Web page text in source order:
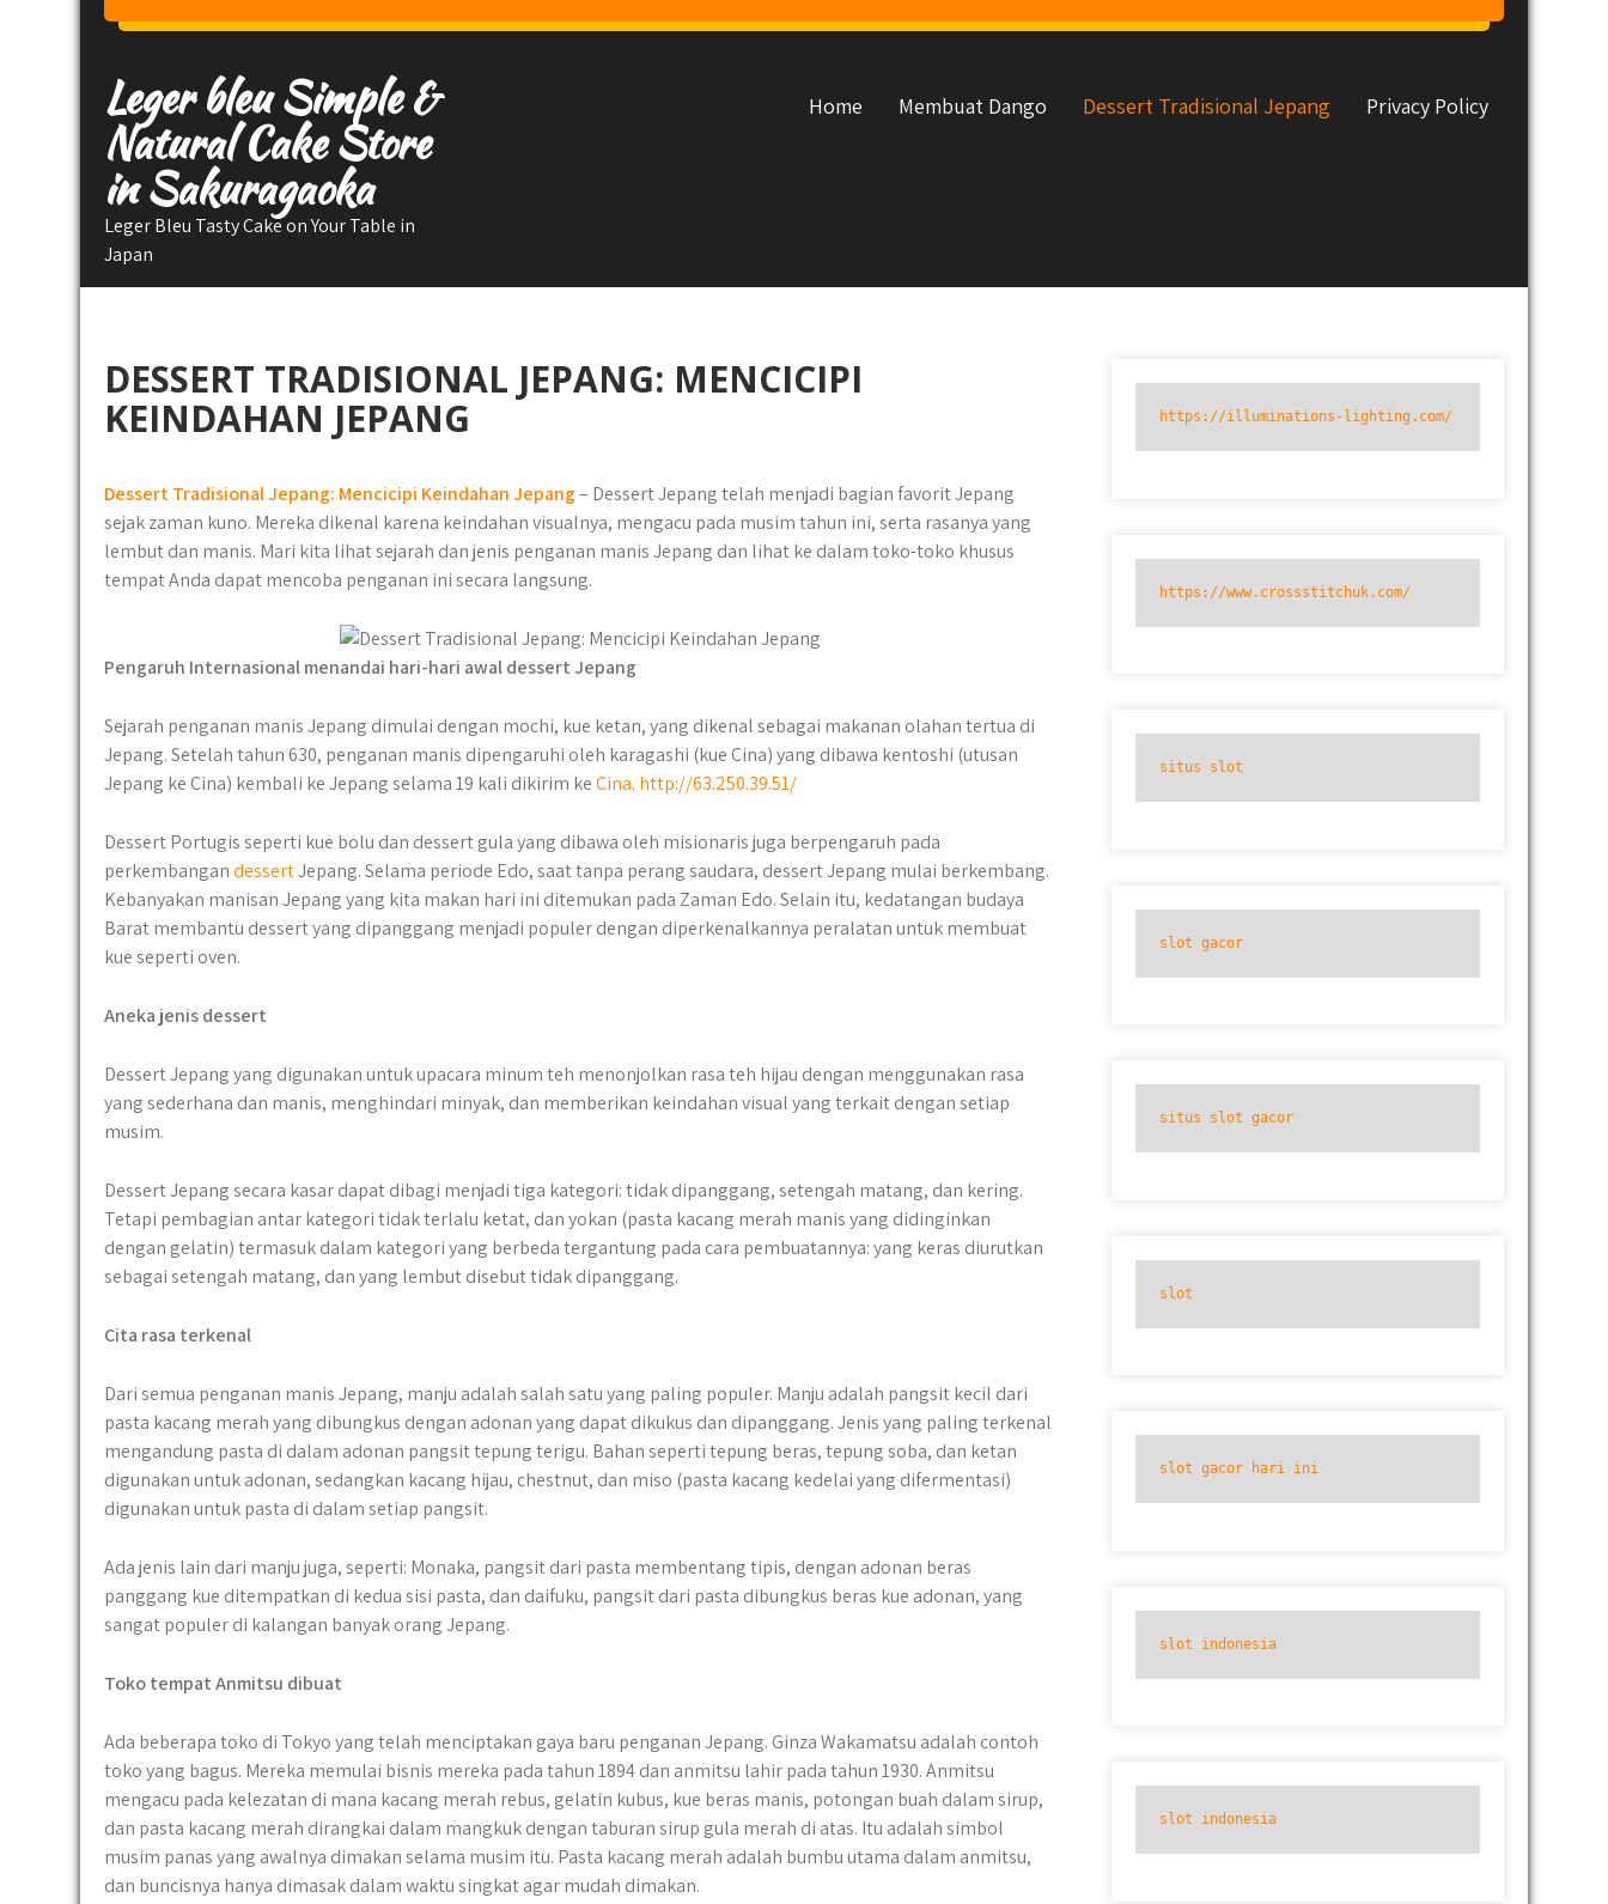
Leger bleu Simple &
Natural Cake Store
in Sakuragaoka
Leger Bleu Tasty Cake on Your Table in
Japan
Home Membuat Dango Dessert Tradisional Jepang Privacy Policy
DESSERT TRADISIONAL JEPANG: MENCICIPI
KEINDAHAN JEPANG
Dessert Tradisional Jepang: Mencicipi Keindahan Jepang– Dessert Jepang telah menjadi bagian favorit Jepang
sejak zaman kuno. Mereka dikenal karena keindahan visualnya, mengacu pada musim tahun ini, serta rasanya yang
lembut dan manis. Mari kita lihat sejarah dan jenis penganan manis Jepang dan lihat ke dalam toko-toko khusus
tempat Anda dapat mencoba penganan ini secara langsung.
Pengaruh Internasional menandai hari-hari awal dessert Jepang
Sejarah penganan manis Jepang dimulai dengan mochi, kue ketan, yang dikenal sebagai makanan olahan tertua di
Jepang. Setelah tahun 630, penganan manis dipengaruhi oleh karagashi (kue Cina) yang dibawa kentoshi (utusan
Jepang ke Cina) kembali ke Jepang selama 19 kali dikirim keCina. http://63.250.39.51/
Dessert Portugis seperti kue bolu dan dessert gula yang dibawa oleh misionaris juga berpengaruh pada
perkembangandessertJepang. Selama periode Edo, saat tanpa perang saudara, dessert Jepang mulai berkembang.
Kebanyakan manisan Jepang yang kita makan hari ini ditemukan pada Zaman Edo. Selain itu, kedatangan budaya
Barat membantu dessert yang dipanggang menjadi populer dengan diperkenalkannya peralatan untuk membuat
kue seperti oven.
Aneka jenis dessert
Dessert Jepang yang digunakan untuk upacara minum teh menonjolkan rasa teh hijau dengan menggunakan rasa
yang sederhana dan manis, menghindari minyak, dan memberikan keindahan visual yang terkait dengan setiap
musim.
Dessert Jepang secara kasar dapat dibagi menjadi tiga kategori: tidak dipanggang, setengah matang, dan kering.
Tetapi pembagian antar kategori tidak terlalu ketat, dan yokan (pasta kacang merah manis yang didinginkan
dengan gelatin) termasuk dalam kategori yang berbeda tergantung pada cara pembuatannya: yang keras diurutkan
sebagai setengah matang, dan yang lembut disebut tidak dipanggang.
Cita rasa terkenal
Dari semua penganan manis Jepang, manju adalah salah satu yang paling populer. Manju adalah pangsit kecil dari
pasta kacang merah yang dibungkus dengan adonan yang dapat dikukus dan dipanggang. Jenis yang paling terkenal
mengandung pasta di dalam adonan pangsit tepung terigu. Bahan seperti tepung beras, tepung soba, dan ketan
digunakan untuk adonan, sedangkan kacang hijau, chestnut, dan miso (pasta kacang kedelai yang difermentasi)
digunakan untuk pasta di dalam setiap pangsit.
Ada jenis lain dari manju juga, seperti: Monaka, pangsit dari pasta membentang tipis, dengan adonan beras
panggang kue ditempatkan di kedua sisi pasta, dan daifuku, pangsit dari pasta dibungkus beras kue adonan, yang
sangat populer di kalangan banyak orang Jepang.
Toko tempat Anmitsu dibuat
Ada beberapa toko di Tokyo yang telah menciptakan gaya baru penganan Jepang. Ginza Wakamatsu adalah contoh
toko yang bagus. Mereka memulai bisnis mereka pada tahun 1894 dan anmitsu lahir pada tahun 1930. Anmitsu
mengacu pada kelezatan di mana kacang merah rebus, gelatin kubus, kue beras manis, potongan buah dalam sirup,
dan pasta kacang merah dirangkai dalam mangkuk dengan taburan sirup gula merah di atas. Itu adalah simbol
musim panas yang awalnya dimakan selama musim itu. Pasta kacang merah adalah bumbu utama dalam anmitsu,
dan buncisnya hanya dimasak dalam waktu singkat agar mudah dimakan.
https://illuminations-lighting.com/
https://www.crossstitchuk.com/
situs slot
slot gacor
situs slot gacor
slot
slot gacor hari ini
slot indonesia
slot indonesia